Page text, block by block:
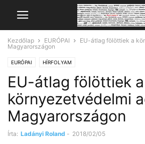
Kezdőlap EURÓPAI
EU-átlag fölöttiek a
Magyarországon
EURÓPAI HÍRFOLYAM
EU-átlag fölöttiek a
környezetvédelmi
Magyarországon
Írta: Ladányi Roland - 2018/02/05